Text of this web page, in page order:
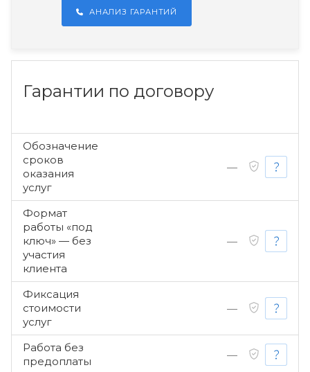
АНАЛИЗ ГАРАНТИЙ
Гарантии по договору
Обозначение
сроков
оказания
услуг
—
Формат
работы «под
ключ» — без
участия
клиента
—
Фиксация
стоимости
услуг
—
Работа без
предоплаты
—